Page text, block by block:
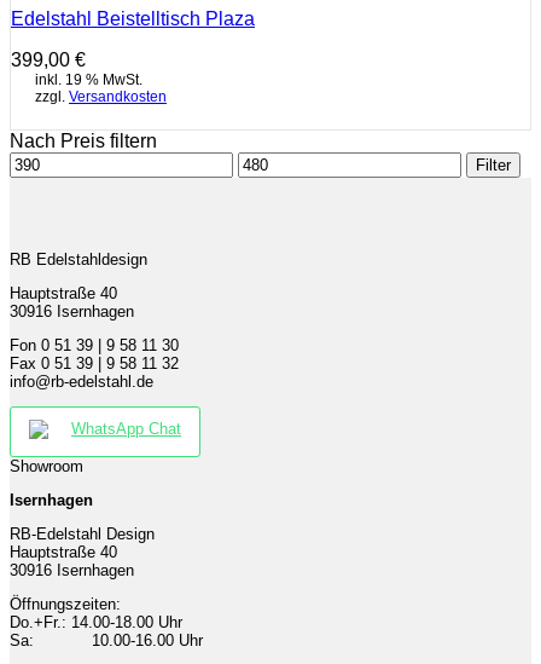
Edelstahl Beistelltisch Plaza
399,00 €
inkl. 19 % MwSt.
zzgl. Versandkosten
Nach Preis filtern
Min.
Preis
Max.
Preis
Filter
RB Edelstahldesign
Hauptstraße 40
30916 Isernhagen
Fon 0 51 39 | 9 58 11 30
Fax 0 51 39 | 9 58 11 32
info@rb-edelstahl.de
WhatsApp Chat
Showroom
Isernhagen
RB-Edelstahl Design
Hauptstraße 40
30916 Isernhagen
Öffnungszeiten:
Do.+Fr.: 14.00-18.00 Uhr
Sa: 10.00-16.00 Uhr